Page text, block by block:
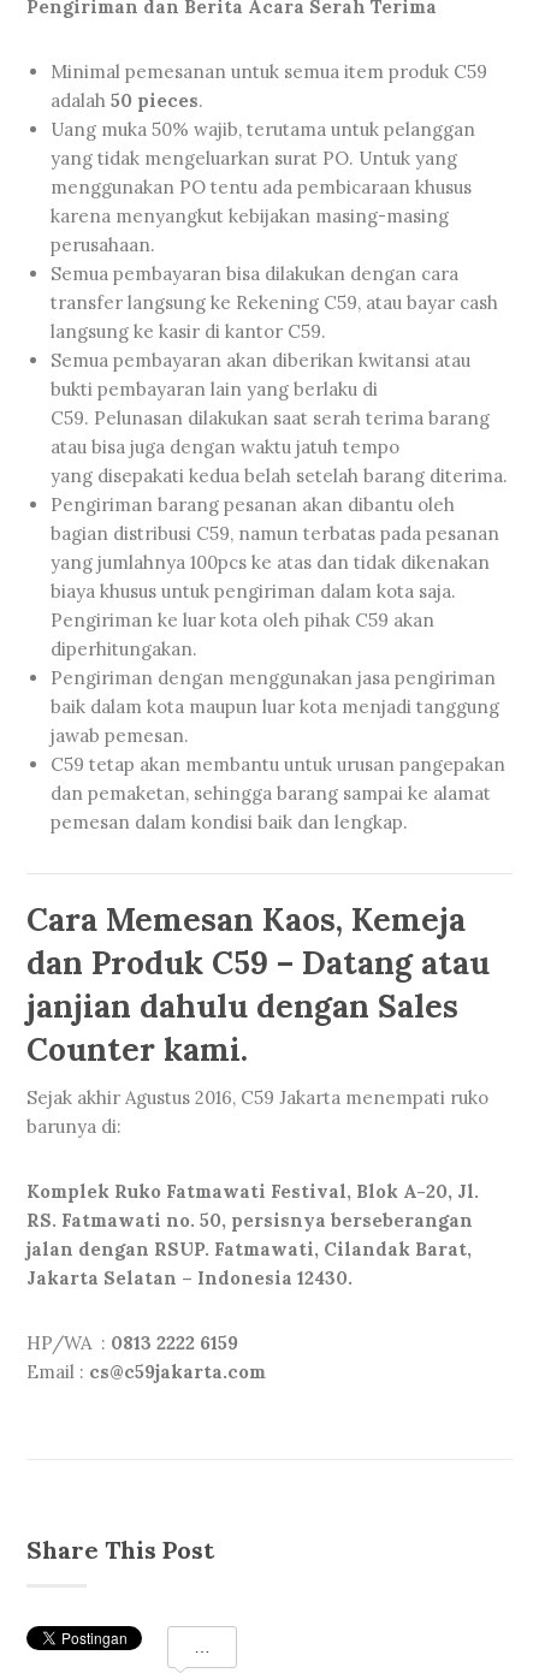
Pengiriman dan Berita Acara Serah Terima
Minimal pemesanan untuk semua item produk C59
adalah50 pieces.
Uang muka 50% wajib, terutama untuk pelanggan
yang tidak mengeluarkan surat PO. Untuk yang
menggunakan PO tentu ada pembicaraan khusus
karena menyangkut kebijakan masing-masing
perusahaan.
Semua pembayaran bisa dilakukan dengan cara
transfer langsung ke Rekening C59, atau bayar cash
langsung ke kasir di kantor C59.
Semua pembayaran akan diberikan kwitansi atau
bukti pembayaran lain yang berlaku di
C59. Pelunasan dilakukan saat serah terima barang
atau bisa juga dengan waktu jatuh tempo
yang disepakati kedua belah setelah barang diterima.
Pengiriman barang pesanan akan dibantu oleh
bagian distribusi C59, namun terbatas pada pesanan
yang jumlahnya 100pcs ke atas dan tidak dikenakan
biaya khusus untuk pengiriman dalam kota saja.
Pengiriman ke luar kota oleh pihak C59 akan
diperhitungakan.
Pengiriman dengan menggunakan jasa pengiriman
baik dalam kota maupun luar kota menjadi tanggung
jawab pemesan.
C59 tetap akan membantu untuk urusan pangepakan
dan pemaketan, sehingga barang sampai ke alamat
pemesan dalam kondisi baik dan lengkap.
Cara Memesan Kaos, Kemeja
dan Produk C59 – Datang atau
janjian dahulu dengan Sales
Counter kami.
Sejak akhir Agustus 2016, C59 Jakarta menempati ruko
barunya di:
Komplek Ruko Fatmawati Festival, Blok A-20, Jl.
RS. Fatmawati no. 50, persisnya berseberangan
jalan dengan RSUP. Fatmawati, Cilandak Barat,
Jakarta Selatan – Indonesia 12430.
HP/WA : 0813 2222 6159
Email : cs@c59jakarta.com
Share This Post